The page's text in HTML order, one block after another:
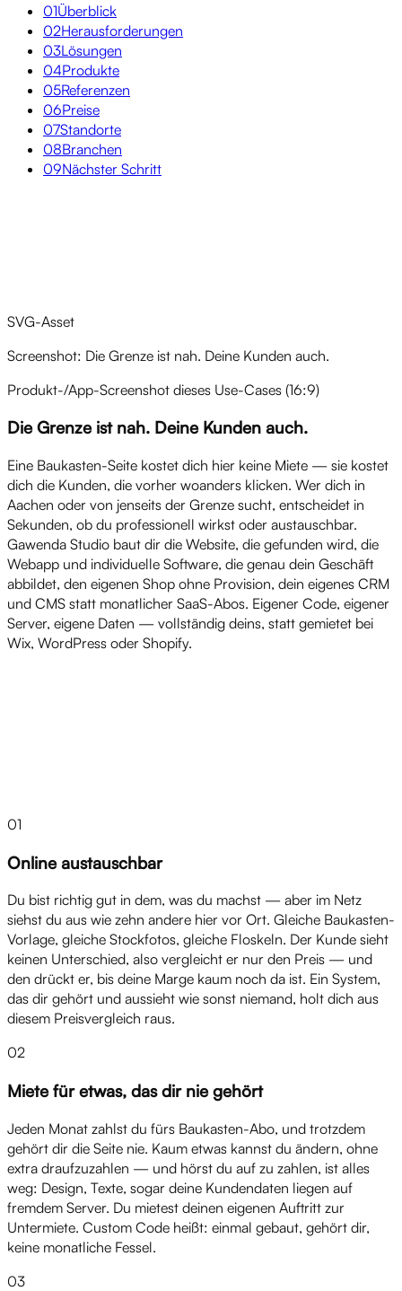
01Überblick
02Herausforderungen
03Lösungen
04Produkte
05Referenzen
06Preise
07Standorte
08Branchen
09Nächster Schritt
SVG-Asset
Screenshot: Die Grenze ist nah. Deine Kunden auch.
Produkt-/App-Screenshot dieses Use-Cases (16:9)
Die Grenze ist nah. Deine Kunden auch.
Eine Baukasten-Seite kostet dich hier keine Miete — sie kostet
dich die Kunden, die vorher woanders klicken. Wer dich in
Aachen oder von jenseits der Grenze sucht, entscheidet in
Sekunden, ob du professionell wirkst oder austauschbar.
Gawenda Studio baut dir die Website, die gefunden wird, die
Webapp und individuelle Software, die genau dein Geschäft
abbildet, den eigenen Shop ohne Provision, dein eigenes CRM
und CMS statt monatlicher SaaS-Abos. Eigener Code, eigener
Server, eigene Daten — vollständig deins, statt gemietet bei
Wix, WordPress oder Shopify.
01
Online austauschbar
Du bist richtig gut in dem, was du machst — aber im Netz
siehst du aus wie zehn andere hier vor Ort. Gleiche Baukasten-
Vorlage, gleiche Stockfotos, gleiche Floskeln. Der Kunde sieht
keinen Unterschied, also vergleicht er nur den Preis — und
den drückt er, bis deine Marge kaum noch da ist. Ein System,
das dir gehört und aussieht wie sonst niemand, holt dich aus
diesem Preisvergleich raus.
02
Miete für etwas, das dir nie gehört
Jeden Monat zahlst du fürs Baukasten-Abo, und trotzdem
gehört dir die Seite nie. Kaum etwas kannst du ändern, ohne
extra draufzuzahlen — und hörst du auf zu zahlen, ist alles
weg: Design, Texte, sogar deine Kundendaten liegen auf
fremdem Server. Du mietest deinen eigenen Auftritt zur
Untermiete. Custom Code heißt: einmal gebaut, gehört dir,
keine monatliche Fessel.
03